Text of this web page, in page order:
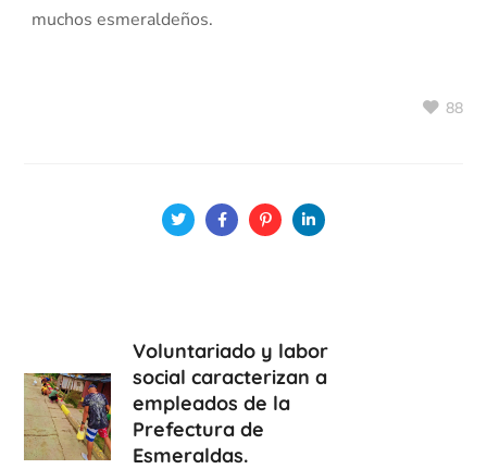
muchos esmeraldeños.
88
Voluntariado y labor
social caracterizan a
empleados de la
Prefectura de
Esmeraldas.